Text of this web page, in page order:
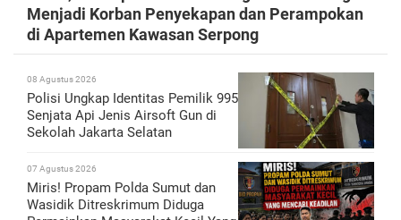
Menjadi Korban Penyekapan dan Perampokan
di Apartemen Kawasan Serpong
08 Agustus 2026
Polisi Ungkap Identitas Pemilik 995
Senjata Api Jenis Airsoft Gun di
Sekolah Jakarta Selatan
07 Agustus 2026
Miris! Propam Polda Sumut dan
Wasidik Ditreskrimum Diduga